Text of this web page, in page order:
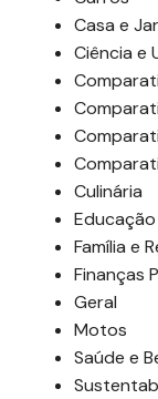
Casa e
Ciência e
Culinária
Família e
Finanças
Geral
Motos
Saúde e